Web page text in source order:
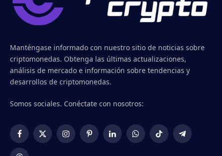
Manténgase informado con nuestro sitio de noticias sobre
criptomonedas. Obtenga las últimas actualizaciones,
análisis de mercado e información sobre tendencias y
desarrollos de criptomonedas.
Somos sociales. Conéctate con nosotros:
Facebook
X
InstagramPinterestLinkedInWhatsApp
TikTok Telegram